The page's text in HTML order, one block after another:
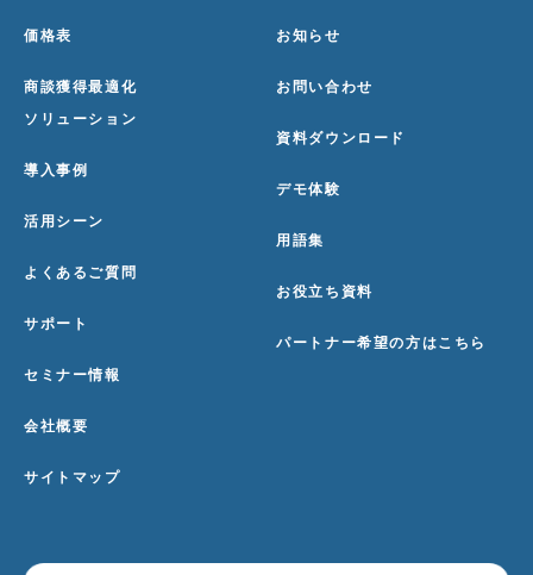
価格表
商談獲得最適化
ソリューション
導入事例
活用シーン
よくあるご質問
サポート
セミナー情報
会社概要
サイトマップ
お知らせ
お問い合わせ
資料ダウンロード
デモ体験
用語集
お役立ち資料
パートナー希望の方はこちら